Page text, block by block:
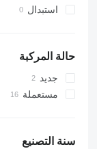
استبدال
حالة المركبة
جديد
مستعملة
سنة التصنيع